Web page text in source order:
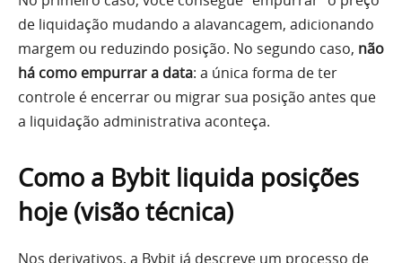
de liquidação mudando a alavancagem, adicionando
margem ou reduzindo posição. No segundo caso, não
há como empurrar a data: a única forma de ter
controle é encerrar ou migrar sua posição antes que
a liquidação administrativa aconteça.
Como a Bybit liquida posições
hoje (visão técnica)
Nos derivativos, a Bybit já descreve um processo de